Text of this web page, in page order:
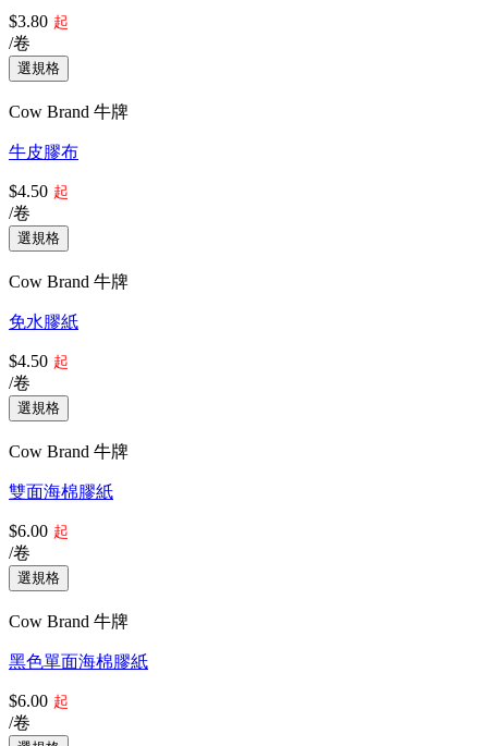
$3.80 起
/卷
Cow Brand 牛牌
牛皮膠布
$4.50 起
/卷
Cow Brand 牛牌
免水膠紙
$4.50 起
/卷
Cow Brand 牛牌
雙面海棉膠紙
$6.00 起
/卷
Cow Brand 牛牌
黑色單面海棉膠紙
$6.00 起
/卷